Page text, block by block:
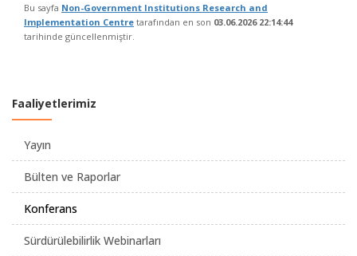
Bu sayfa Non-Government Institutions Research and
Implementation Centre tarafından en son 03.06.2026 22:14:44
tarihinde güncellenmiştir.
Faaliyetlerimiz
Yayın
Bülten ve Raporlar
Konferans
Sürdürülebilirlik Webinarları